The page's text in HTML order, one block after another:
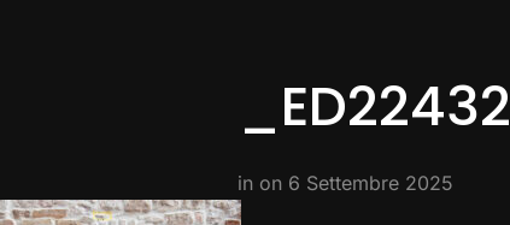
_ED22432
in on 6 Settembre 2025